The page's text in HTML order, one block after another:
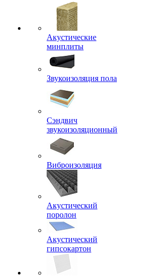
Акустические
минплиты
Звукоизоляция пола
Сэндвич
звукоизоляционный
Виброизоляция
Акустический
поролон
Акустический
гипсокартон